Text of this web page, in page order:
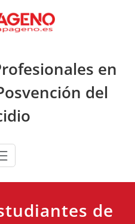
en
del
de